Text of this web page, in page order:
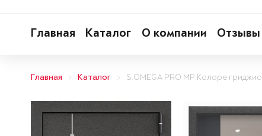
Главная Каталог О компании Отзывы
Главная Каталог S.OMEGA PRO MP Колоре гриджио